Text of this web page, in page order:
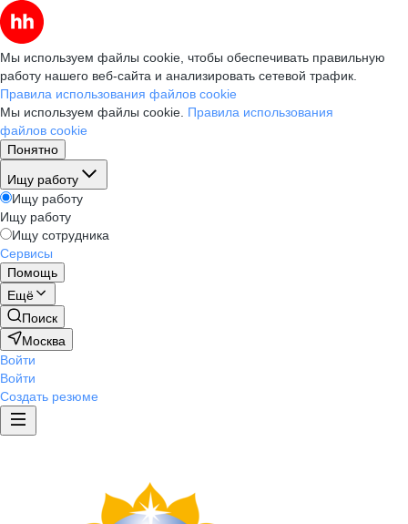
Мы используем файлы cookie, чтобы обеспечивать правильную
работу нашего веб-сайта и анализировать сетевой трафик.
Правила использования файлов cookie
Мы используем файлы cookie. Правила использования
файлов cookie
Понятно
Ищу работу
Ищу работу
Ищу работу
Ищу сотрудника
Сервисы
Помощь
Ещё
Поиск
Москва
Войти
Войти
Создать резюме